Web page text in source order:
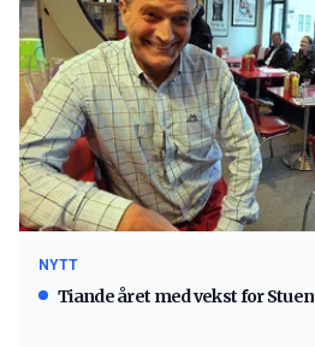
NYTT
Tiande året med vekst for Stuen